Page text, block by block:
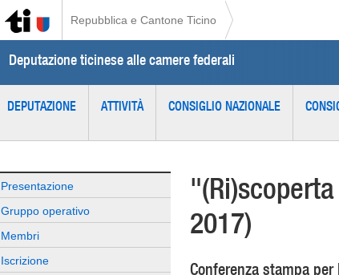
Repubblica e Cantone Ticino
Deputazione ticinese alle camere federali
DEPUTAZIONE ATTIVITÀ CONSIGLIO NAZIONALE
Presentazione
Gruppo operativo
Membri
Iscrizione
2017)
Conferenza stampa